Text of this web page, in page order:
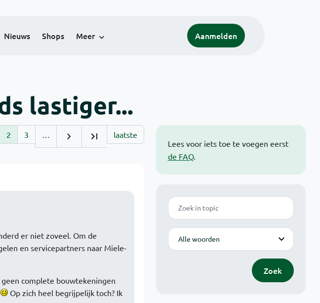
Nieuws Shops Meer Aanmelden
lastiger...
Lees voor iets toe te voegen eerst
de FAQ.
Zoek
Modus
Zoek
2 3 … laatste
er niet zoveel. Om de
en servicepartners naar Miele-
complete bouwtekeningen
Op zich heel begrijpelijk toch? Ik